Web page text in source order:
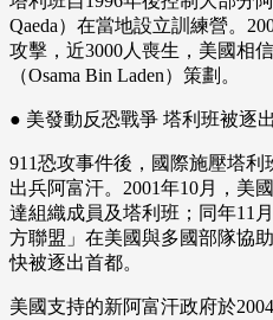
Qaeda）在當地設立訓練營。
攻擊，近3000人喪生，美國相
（Osama Bin Laden）策劃。
● 美發動反恐戰爭 塔利班被逐
911恐攻事件後，國際施壓塔
出兵阿富汗。2001年10月，美
達組織成員及塔利班；同年11
方聯盟」在美國與多國部隊協
快被逐出首都。
美國支持的新阿富汗政府於